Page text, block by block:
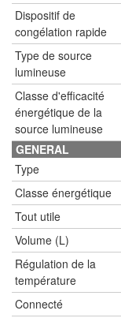
Dispositif de
congélation rapide
Type de source
lumineuse
Classe d'efficacité
énergétique de la
source lumineuse
GENERAL
Type
Classe énergétique
Tout utile
Volume (L)
Régulation de la
température
Connecté